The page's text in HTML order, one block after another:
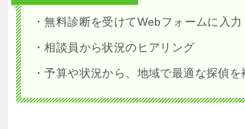
・無料診断を受けてWebフォームに入力
・相談員から状況のヒアリング
・予算や状況から、地域で最適な探偵を